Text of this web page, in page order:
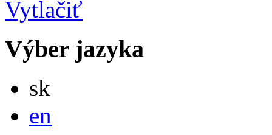
Výber jazyka
sk
en